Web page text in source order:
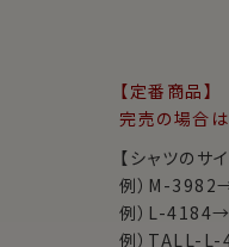
【定番商品】
完売の場合
【シャツのサ
例）M-
例）L-
例）TALL-